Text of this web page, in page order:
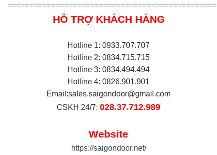
================================================
HỖ TRỢ KHÁCH HÀNG
Hotline 1: 0933.707.707
Hotline 2: 0834.715.715
Hotline 3: 0834.494.494
Hotline 4: 0826.901.901
Email:sales.saigondoor@gmail.com
CSKH 24/7: 028.37.712.989
Website
https://saigondoor.net/